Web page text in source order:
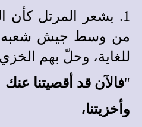
1. يشعر المرتل
من وسط جيش شعبه،
للغاية، وحلّ بهم
"فالآن قد أقصيتنا عنك
وأخزيتنا،